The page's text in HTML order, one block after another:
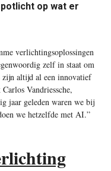
op wat er
verlichtingsoplossingen
zelf in staat om
zijn altijd al een innovatief
Vandriessche,
jaar geleden waren we bij
we hetzelfde met AI.”